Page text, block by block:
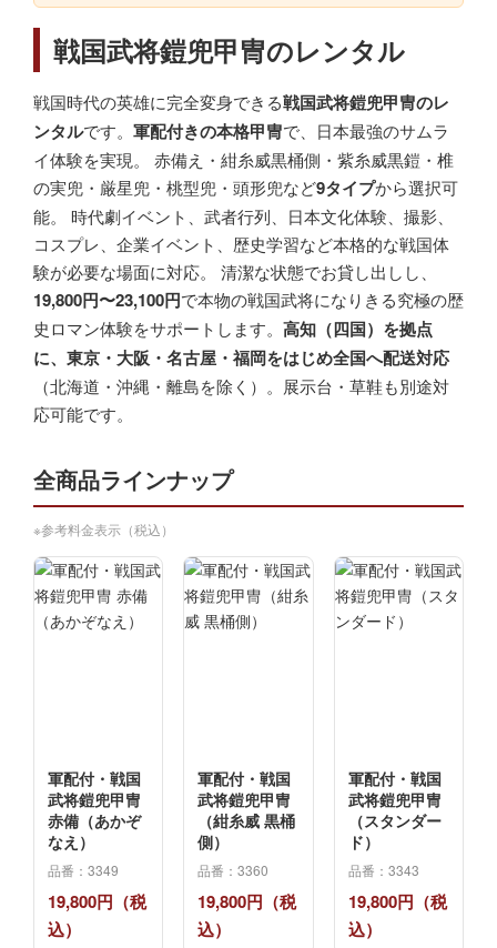
戦国武将鎧兜甲冑のレンタル
戦国時代の英雄に完全変身できる戦国武将鎧兜甲冑のレ
ンタルです。 軍配付きの本格甲冑で、日本最強のサムラ
イ体験を実現。 赤備え・紺糸威黒桶側・紫糸威黒鎧・椎
の実兜・厳星兜・桃型兜・頭形兜など9タイプから選択可
能。 時代劇イベント、武者行列、日本文化体験、撮影、
コスプレ、企業イベント、歴史学習など本格的な戦国体
験が必要な場面に対応。 清潔な状態でお貸し出しし、
19,800円〜23,100円で本物の戦国武将になりきる究極の歴
史ロマン体験をサポートします。 高知（四国）を拠点
に、東京・大阪・名古屋・福岡をはじめ全国へ配送対応
（北海道・沖縄・離島を除く）。展示台・草鞋も別途対
応可能です。
全商品ラインナップ
※参考料金表示（税込）
軍配付・戦国
武将鎧兜甲冑
赤備（あかぞ
なえ）
品番：3349
19,800円（税
込）
軍配付・戦国
武将鎧兜甲冑
（紺糸威 黒桶
側）
品番：3360
19,800円（税
込）
軍配付・戦国
武将鎧兜甲冑
（スタンダー
ド）
品番：3343
19,800円（税
込）